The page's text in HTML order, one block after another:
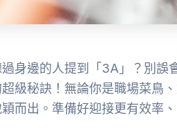
身邊的人提到「3A」？別誤
級秘訣！無論你是職場菜鳥
而出。準備好迎接更有效率